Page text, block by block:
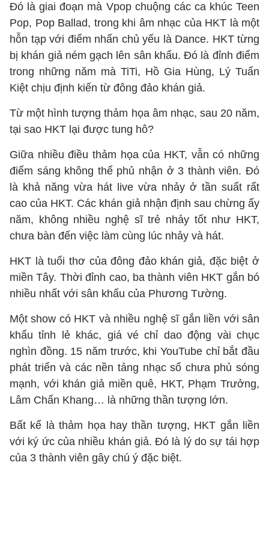
Đó là giai đoạn mà Vpop chuộng các ca khúc Teen
Pop, Pop Ballad, trong khi âm nhạc của HKT là một
hỗn tạp với điểm nhấn chủ yếu là Dance. HKT từng
bị khán giả ném gạch lên sân khấu. Đó là đỉnh điểm
trong những năm mà TiTi, Hồ Gia Hùng, Lý Tuấn
Kiệt chịu định kiến từ đông đảo khán giả.
Từ một hình tượng thảm họa âm nhạc, sau 20 năm,
tại sao HKT lại được tung hô?
Giữa nhiều điều thảm họa của HKT, vẫn có những
điểm sáng không thể phủ nhận ở 3 thành viên. Đó
là khả năng vừa hát live vừa nhảy ở tần suất rất
cao của HKT. Các khán giả nhận định sau chừng ấy
năm, không nhiều nghệ sĩ trẻ nhảy tốt như HKT,
chưa bàn đến việc làm cùng lúc nhảy và hát.
HKT là tuổi thơ của đông đảo khán giả, đặc biệt ở
miền Tây. Thời đỉnh cao, ba thành viên HKT gắn bó
nhiều nhất với sân khấu của Phương Tường.
Một show có HKT và nhiều nghệ sĩ gắn liền với sân
khấu tỉnh lẻ khác, giá vé chỉ dao động vài chục
nghìn đồng. 15 năm trước, khi YouTube chỉ bắt đầu
phát triển và các nền tảng nhạc số chưa phủ sóng
mạnh, với khán giả miền quê, HKT, Phạm Trưởng,
Lâm Chấn Khang… là những thần tượng lớn.
Bất kể là thảm họa hay thần tượng, HKT gắn liền
với ký ức của nhiều khán giả. Đó là lý do sự tái hợp
của 3 thành viên gây chú ý đặc biệt.